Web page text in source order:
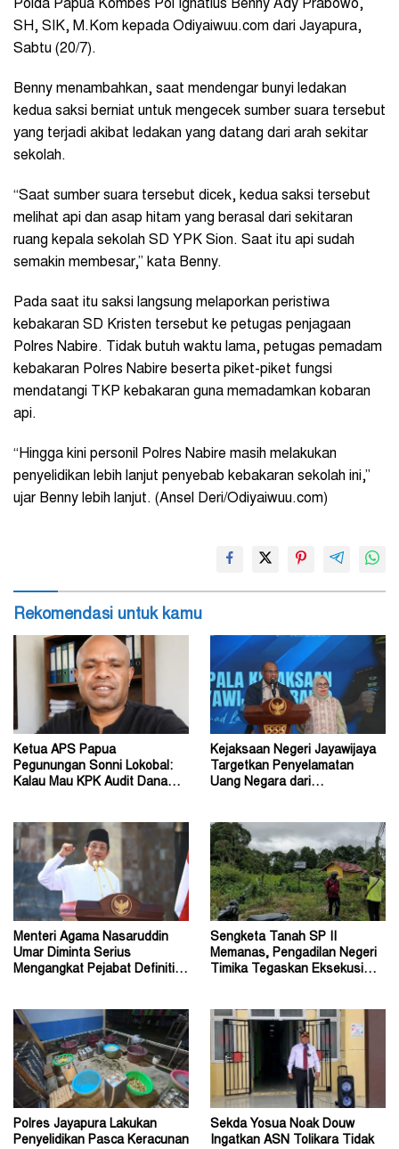
Polda Papua Kombes Pol Ignatius Benny Ady Prabowo,
SH, SIK, M.Kom kepada Odiyaiwuu.com dari Jayapura,
Sabtu (20/7).
Benny menambahkan, saat mendengar bunyi ledakan
kedua saksi berniat untuk mengecek sumber suara tersebut
yang terjadi akibat ledakan yang datang dari arah sekitar
sekolah.
“Saat sumber suara tersebut dicek, kedua saksi tersebut
melihat api dan asap hitam yang berasal dari sekitaran
ruang kepala sekolah SD YPK Sion. Saat itu api sudah
semakin membesar,” kata Benny.
Pada saat itu saksi langsung melaporkan peristiwa
kebakaran SD Kristen tersebut ke petugas penjagaan
Polres Nabire. Tidak butuh waktu lama, petugas pemadam
kebakaran Polres Nabire beserta piket-piket fungsi
mendatangi TKP kebakaran guna memadamkan kobaran
api.
“Hingga kini personil Polres Nabire masih melakukan
penyelidikan lebih lanjut penyebab kebakaran sekolah ini,”
ujar Benny lebih lanjut. (Ansel Deri/Odiyaiwuu.com)
Rekomendasi untuk kamu
Ketua APS Papua
Pegunungan Sonni Lokobal:
Kalau Mau KPK Audit Dana
Kejaksaan Negeri Jayawijaya
Targetkan Penyelamatan
Uang Negara dari
Menteri Agama Nasaruddin
Umar Diminta Serius
Mengangkat Pejabat Definitif
Sengketa Tanah SP II
Memanas, Pengadilan Negeri
Timika Tegaskan Eksekusi
Polres Jayapura Lakukan
Penyelidikan Pasca Keracunan
Sekda Yosua Noak Douw
Ingatkan ASN Tolikara Tidak